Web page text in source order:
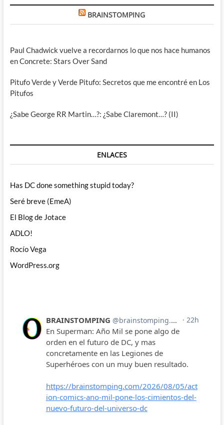
BRAINSTOMPING
Paul Chadwick vuelve a recordarnos lo que nos hace humanos
en Concrete: Stars Over Sand
Pitufo Verde y Verde Pitufo: Secretos que me encontré en Los
Pitufos
¿Sabe George RR Martin…?: ¿Sabe Claremont…? (II)
ENLACES
Has DC done something stupid today?
Seré breve (EmeA)
El Blog de Jotace
ADLO!
Rocío Vega
WordPress.org